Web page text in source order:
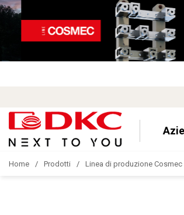
Home Prodotti Linea di produzione Cosmec